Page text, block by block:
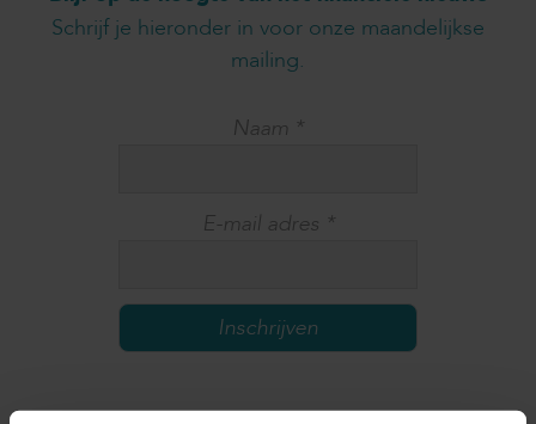
Schrijf je hieronder in voor onze maandelijkse
mailing.
Naam *
E-mail adres *